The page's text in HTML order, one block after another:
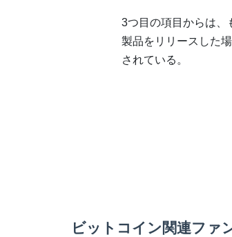
3つ目の項目からは、
製品をリリースした
されている。
ビットコイン関連ファ